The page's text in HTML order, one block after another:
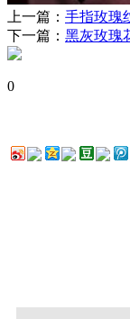
上一篇： 手指玫瑰
下一篇： 黑灰玫瑰
0